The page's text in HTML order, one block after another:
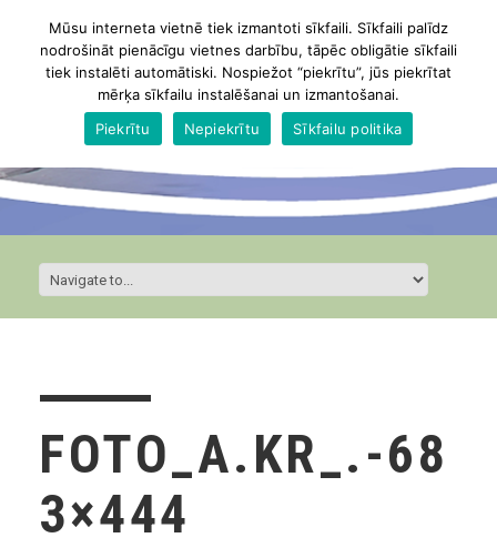
FOTO_A.KR_.-68
3×444
Mūsu interneta vietnē tiek izmantoti sīkfaili. Sīkfaili palīdz
nodrošināt pienācīgu vietnes darbību, tāpēc obligātie sīkfaili
tiek instalēti automātiski. Nospiežot “piekrītu”, jūs piekrītat
mērķa sīkfailu instalēšanai un izmantošanai.
Piekrītu
Nepiekrītu Sīkfailu politika